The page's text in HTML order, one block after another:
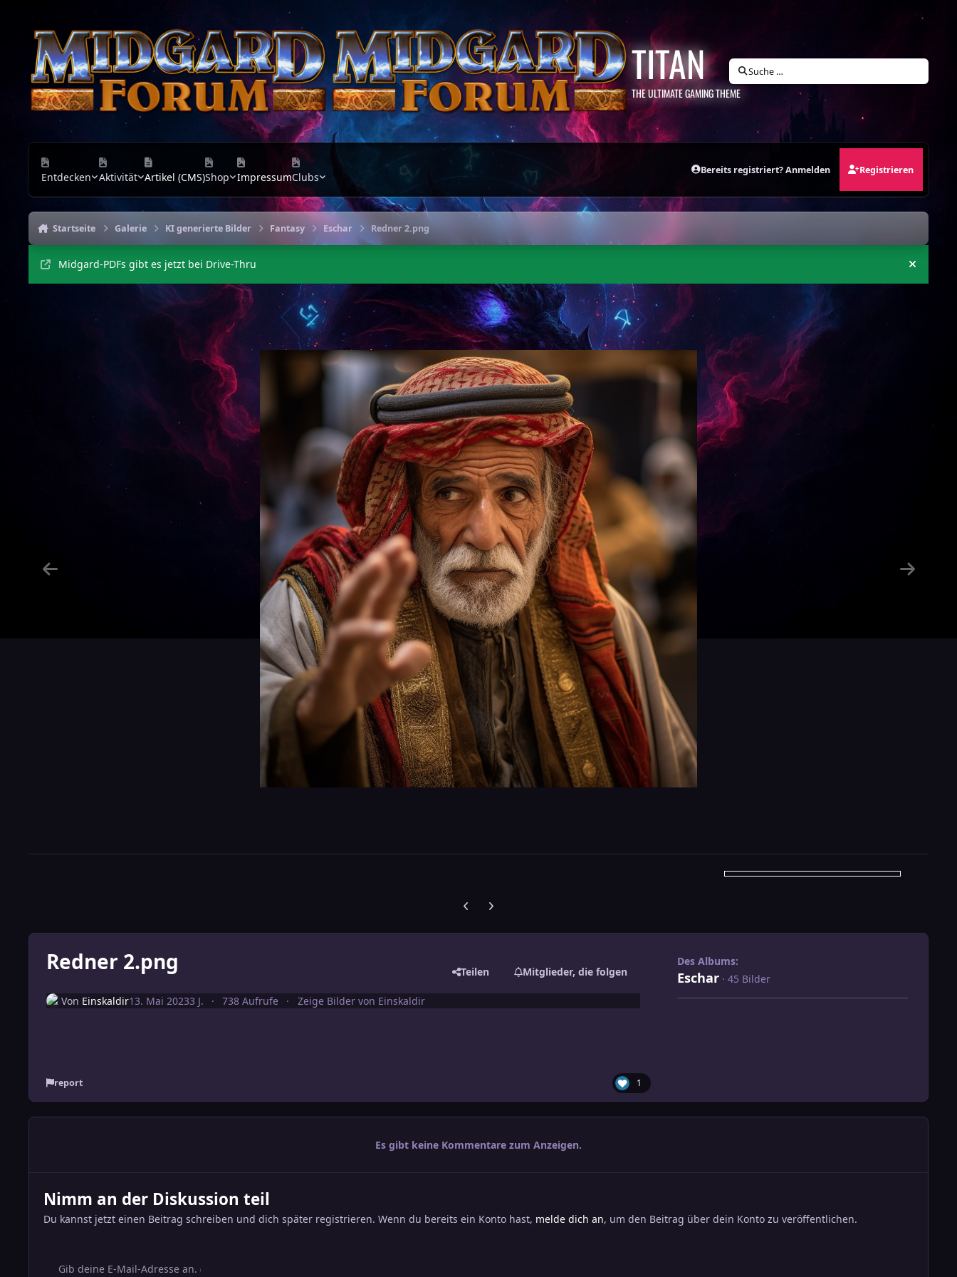
TITAN
THE ULTIMATE GAMING THEME
Suche …
Entdecken Aktivität Artikel (CMS)Shop ImpressumClubs
Bereits registriert? Anmelden Registrieren
Startseite Galerie KI generierte Bilder Fantasy Eschar Redner 2.png
Midgard-PDFs gibt es jetzt bei Drive-Thru
Vorherige Karussell-Folie
Nächste Karussell-Folie
Redner 2.png Teilen Mitglieder, die folgen
Von Einskaldir13. Mai 20233 J. 738 Aufrufe Zeige Bilder von Einskaldir
report 1
Des Albums:
Eschar · 45 Bilder
Es gibt keine Kommentare zum Anzeigen.
Nimm an der Diskussion teil
Du kannst jetzt einen Beitrag schreiben und dich später registrieren. Wenn du bereits ein Konto hast, melde dich an, um den Beitrag über dein Konto zu veröffentlichen.